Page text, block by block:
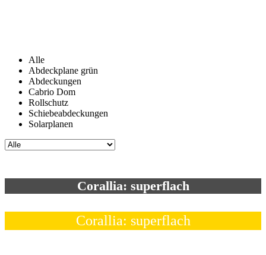
Alle
Abdeckplane grün
Abdeckungen
Cabrio Dom
Rollschutz
Schiebeabdeckungen
Solarplanen
Corallia: superflach
Corallia: superflach